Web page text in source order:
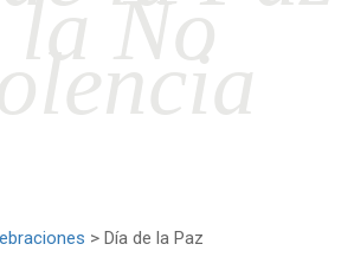
la No
> Día de la Paz